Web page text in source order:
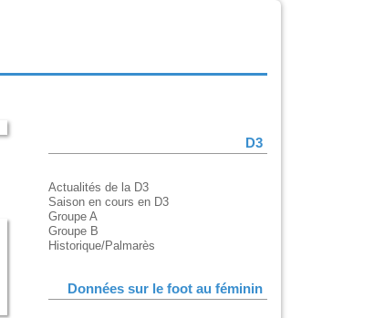
D3
Actualités de la D3
Saison en cours en D3
Groupe A
Groupe B
Historique/Palmarès
Données sur le foot au féminin